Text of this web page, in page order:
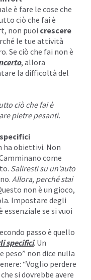
è fare le cose che
ciò che fai è
non puoi crescere
le tue attività
Se ciò che fai non è
, allora
la difficoltà del
ciò che fai è
pietre pesanti.
ha obiettivi. Non
come
Saliresti su un’auto
Allora, perché stai
non è un gioco,
Impostare degli
essenziale se si vuoi
passo è quello
specifici. Un
peso” non dice nulla
“Voglio perdere
si dovrebbe avere